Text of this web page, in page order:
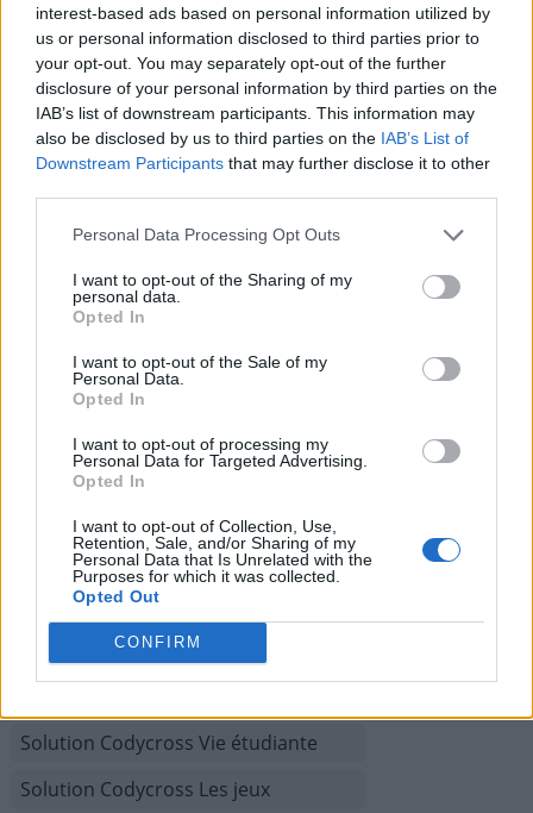
interest-based ads based on personal information utilized by
us or personal information disclosed to third parties prior to
your opt-out. You may separately opt-out of the further
disclosure of your personal information by third parties on the
IAB’s list of downstream participants. This information may
also be disclosed by us to third parties on the IAB’s List of
Downstream Participants that may further disclose it to other
Personal Data Processing Opt Outs
I want to opt-out of the Sharing of my
personal data.
Opted In
I want to opt-out of the Sale of my
Personal Data.
Opted In
I want to opt-out of processing my
Personal Data for Targeted Advertising.
Opted In
I want to opt-out of Collection, Use,
Retention, Sale, and/or Sharing of my
Personal Data that Is Unrelated with the
Purposes for which it was collected.
Opted Out
CONFIRM
Solution Codycross Le Monde est
petit
Solution Codycross Voyage en train
Solution Codycross Musée des
beaux-arts
Solution Codycross Les Années 1980
Solution Codycross Spa et bien-être
Solution Codycross Les aventures en
camping
Solution Codycross Voyage en
Solution Codycross Un monde de
fantaisie
Solution Codycross Arts de la Scène
Solution Codycross Exploration
Solution Codycross Vie étudiante
Solution Codycross Les jeux